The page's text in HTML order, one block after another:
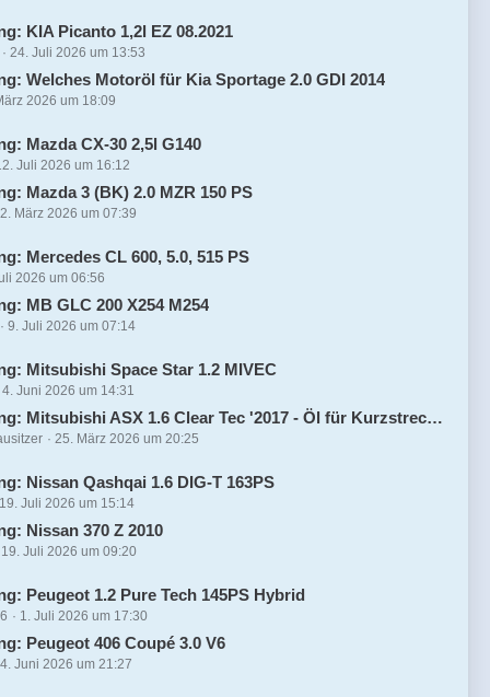
KIA Picanto 1,2l EZ 08.2021
24. Juli 2026 um 13:53
Welches Motoröl für Kia Sportage 2.0 GDI 2014
2026 um 18:09
Mazda CX-30 2,5l G140
Juli 2026 um 16:12
Mazda 3 (BK) 2.0 MZR 150 PS
März 2026 um 07:39
Mercedes CL 600, 5.0, 515 PS
2026 um 06:56
MB GLC 200 X254 M254
9. Juli 2026 um 07:14
Mitsubishi Space Star 1.2 MIVEC
4. Juni 2026 um 14:31
Mitsubishi ASX 1.6 Clear Tec '2017 - Öl für Kurzstreckenbetrieb
25. März 2026 um 20:25
Nissan Qashqai 1.6 DIG-T 163PS
19. Juli 2026 um 15:14
Nissan 370 Z 2010
19. Juli 2026 um 09:20
Peugeot 1.2 Pure Tech 145PS Hybrid
1. Juli 2026 um 17:30
Peugeot 406 Coupé 3.0 V6
Juni 2026 um 21:27